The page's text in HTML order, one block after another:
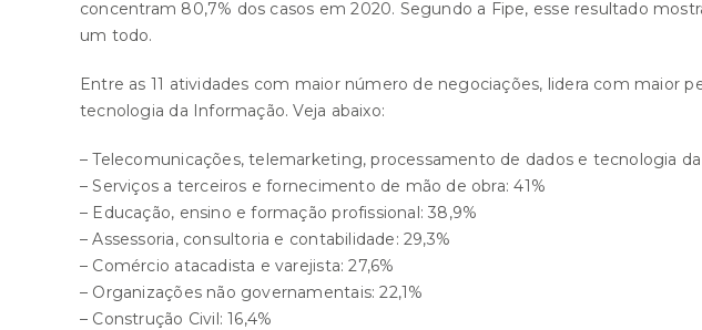
concentram 80,7% dos casos em 2020. Segundo a Fipe, esse resultado
um todo.
Entre as 11 atividades com maior número de negociações, lidera com
tecnologia da Informação. Veja abaixo:
– Telecomunicações, telemarketing, processamento de dados e tecnologia
– Serviços a terceiros e fornecimento de mão de obra: 41%
– Educação, ensino e formação profissional: 38,9%
– Assessoria, consultoria e contabilidade: 29,3%
– Comércio atacadista e varejista: 27,6%
– Organizações não governamentais: 22,1%
– Construção Civil: 16,4%